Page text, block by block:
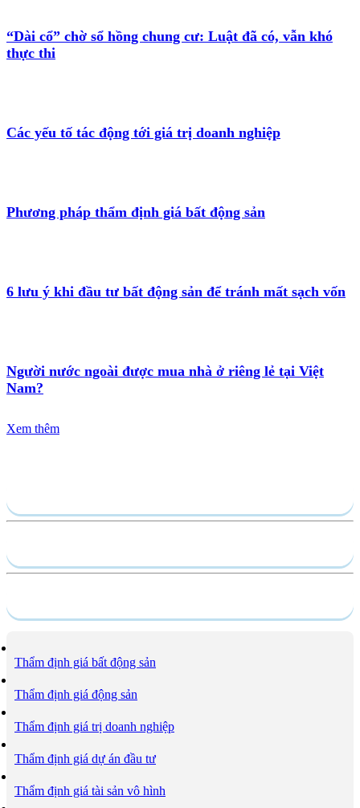
“Dài cổ” chờ sổ hồng chung cư: Luật đã có, vẫn khó
thực thi
Các yếu tố tác động tới giá trị doanh nghiệp
Phương pháp thẩm định giá bất động sản
6 lưu ý khi đầu tư bất động sản để tránh mất sạch vốn
Người nước ngoài được mua nhà ở riêng lẻ tại Việt
Nam?
Xem thêm
Thẩm định giá bất động sản
Thẩm định giá động sản
Thẩm định giá trị doanh nghiệp
Thẩm định giá dự án đầu tư
Thẩm định giá tài sản vô hình